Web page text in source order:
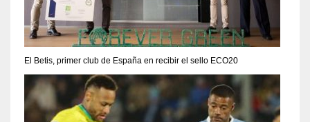
El Betis, primer club de España en recibir el sello ECO20